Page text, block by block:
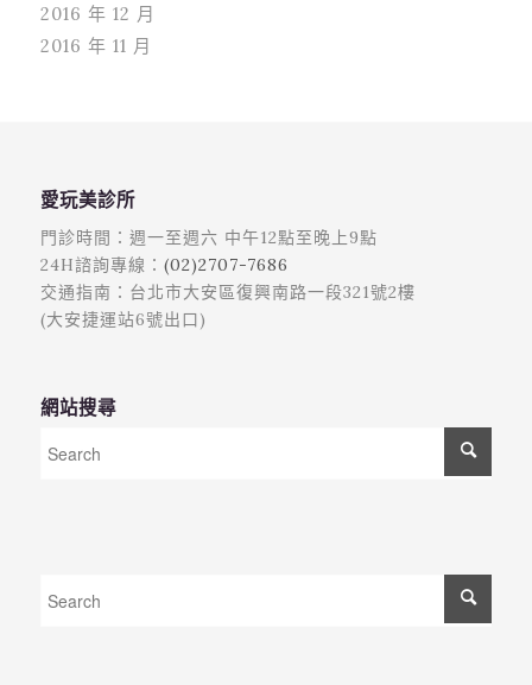
2016 年 12 月
2016 年 11 月
愛玩美診所
門診時間：週一至週六 中午12點至晚上9點
24H諮詢專線： (02)2707-7686
交通指南：台北市大安區復興南路一段321號2樓
(大安捷運站6號出口)
網站搜尋